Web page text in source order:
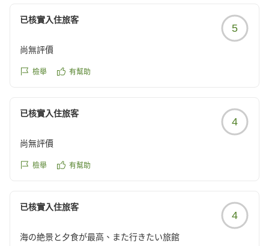
を頂戴し、大変光栄に存じます。
時間とともに表情を変える海の景色は、当館が誇る魅力
の一つでございますので、心ゆくまでご堪能いただけて
たようで、大変嬉しく拝読いたしました。
季節によって変わる海の景色と心温まるおもてなしをご
用意し、またのお越しをスタッフ一同心よりお待ち申し
上げております。
已核實入住旅客
5
尚無評價
檢舉 有幫助
已核實入住旅客
4
尚無評價
檢舉 有幫助
已核實入住旅客
4
海の絶景と夕食が最高、また行きたい旅館